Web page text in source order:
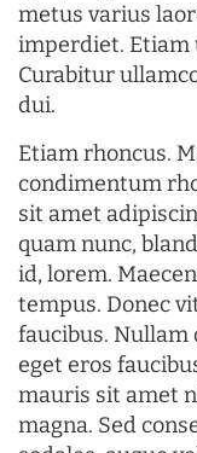
metus varius
imperdiet. Etiam
Curabitur
dui.
Etiam rhoncus.
condimentum
sit amet
quam nunc,
id, lorem.
tempus. Donec
faucibus. Nullam
eget eros
mauris sit amet
magna. Sed